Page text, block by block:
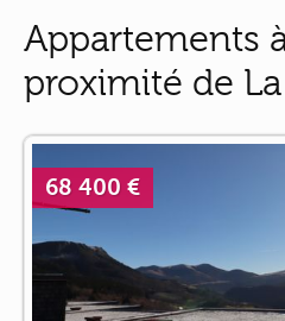
Appartements
proximité de
68 400 €